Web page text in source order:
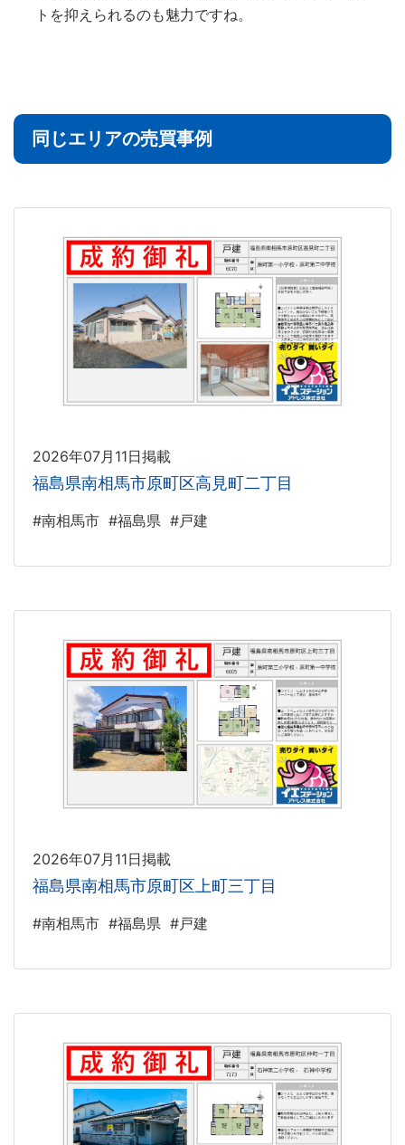
トを抑えられるのも魅力ですね。
同じエリアの売買事例
2026年07月11日掲載
福島県南相馬市原町区高見町二丁目
#南相馬市 #福島県 #戸建
2026年07月11日掲載
福島県南相馬市原町区上町三丁目
#南相馬市 #福島県 #戸建